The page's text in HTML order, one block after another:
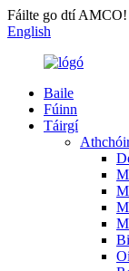
Fáilte go dtí AMCO!
English
Baile
Fúinn
Táirgí